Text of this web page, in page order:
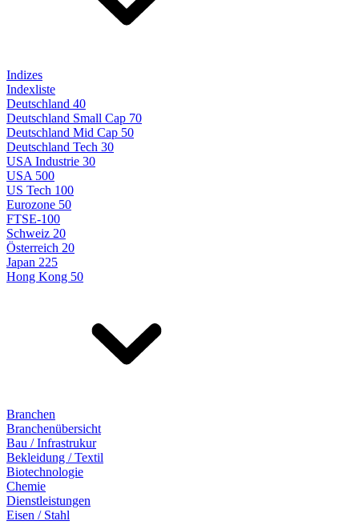
Indizes
Indexliste
Deutschland 40
Deutschland Small Cap 70
Deutschland Mid Cap 50
Deutschland Tech 30
USA Industrie 30
USA 500
US Tech 100
Eurozone 50
FTSE-100
Schweiz 20
Österreich 20
Japan 225
Hong Kong 50
Branchen
Branchenübersicht
Bau / Infrastrukur
Bekleidung / Textil
Biotechnologie
Chemie
Dienstleistungen
Eisen / Stahl